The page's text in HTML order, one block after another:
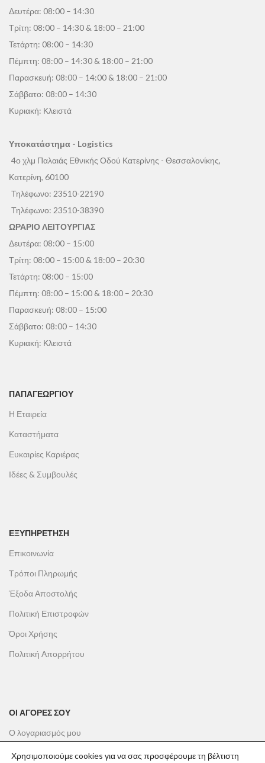
Δευτέρα: 08:00 – 14:30
Τρίτη: 08:00 – 14:30 & 18:00 – 21:00
Τετάρτη: 08:00 – 14:30
Πέμπτη: 08:00 – 14:30 & 18:00 – 21:00
Παρασκευή: 08:00 – 14:00 & 18:00 – 21:00
Σάββατο: 08:00 – 14:30
Κυριακή: Κλειστά
Υποκατάστημα - Logistics
4ο χλμ Παλαιάς Εθνικής Οδού Κατερίνης - Θεσσαλονίκης,
Κατερίνη, 60100
Τηλέφωνο: 23510-22190
Τηλέφωνο: 23510-38390
ΩΡΑΡΙΟ ΛΕΙΤΟΥΡΓΙΑΣ
Δευτέρα: 08:00 – 15:00
Τρίτη: 08:00 – 15:00 & 18:00 – 20:30
Τετάρτη: 08:00 – 15:00
Πέμπτη: 08:00 – 15:00 & 18:00 – 20:30
Παρασκευή: 08:00 – 15:00
Σάββατο: 08:00 – 14:30
Κυριακή: Κλειστά
ΠΑΠΑΓΕΩΡΓΊΟΥ
Η Εταιρεία
Καταστήματα
Ευκαιρίες Καριέρας
Ιδέες & Συμβουλές
ΕΞΥΠΗΡΕΤΗΣΗ
Επικοινωνία
Τρόποι Πληρωμής
Έξοδα Αποστολής
Πολιτική Επιστροφών
Όροι Χρήσης
Πολιτική Απορρήτου
ΟΙ ΑΓΟΡΕΣ ΣΟΥ
Ο λογαριασμός μου
Το καλάθι σου
Χρησιμοποιούμε cookies για να σας προσφέρουμε τη βέλτιστη